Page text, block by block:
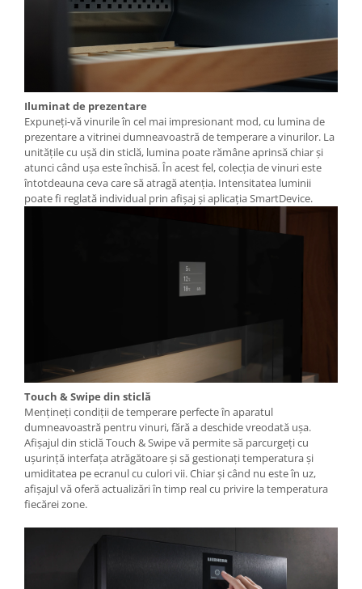
Iluminat de prezentare
Expuneți-vă vinurile în cel mai impresionant mod, cu lumina de
prezentare a vitrinei dumneavoastră de temperare a vinurilor. La
unitățile cu ușă din sticlă, lumina poate rămâne aprinsă chiar și
atunci când ușa este închisă. În acest fel, colecţia de vinuri este
întotdeauna ceva care să atragă atenţia. Intensitatea luminii
poate fi reglată individual prin afișaj și aplicația SmartDevice.
Touch & Swipe din sticlă
Mențineți condiții de temperare perfecte în aparatul
dumneavoastră pentru vinuri, fără a deschide vreodată ușa.
Afișajul din sticlă Touch & Swipe vă permite să parcurgeți cu
ușurință interfața atrăgătoare și să gestionați temperatura și
umiditatea pe ecranul cu culori vii. Chiar și când nu este în uz,
afișajul vă oferă actualizări în timp real cu privire la temperatura
fiecărei zone.